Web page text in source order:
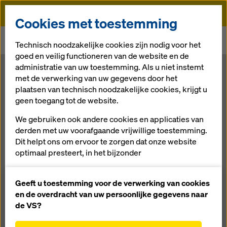
Doka
Rotterdamse projecten als toonbeeld van expertise
Rotterdamse
projecten als
toonbeeld van
expertise
23.06.2017 |Nieuws
Cookies met toestemming
Technisch noodzakelijke cookies zijn nodig voor het
goed en veilig functioneren van de website en de
administratie van uw toestemming. Als u niet instemt
met de verwerking van uw gegevens door het
plaatsen van technisch noodzakelijke cookies, krijgt u
geen toegang tot de website.
We gebruiken ook andere cookies en applicaties van
derden met uw voorafgaande vrijwillige toestemming.
Dit helpt ons om ervoor te zorgen dat onze website
optimaal presteert, in het bijzonder
van onze website (functionele en statistische
cookies),
het vergemakkelijken van een soepel
Geeft u toestemming voor de verwerking van cookies
en de overdracht van uw persoonlijke gegevens naar
de VS?